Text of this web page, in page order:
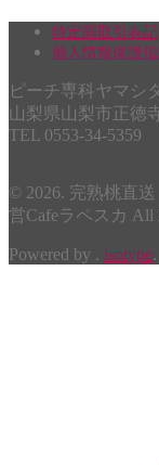
桃の食べ比べジェ
特定商取引表記
個人情報保護
ピーチ専科ヤマシ
山梨県山梨市正徳
TEL 0553-34-5359
© 2026. 完熟桃直
営Cafeラペスカ All
Powered by . isotype.